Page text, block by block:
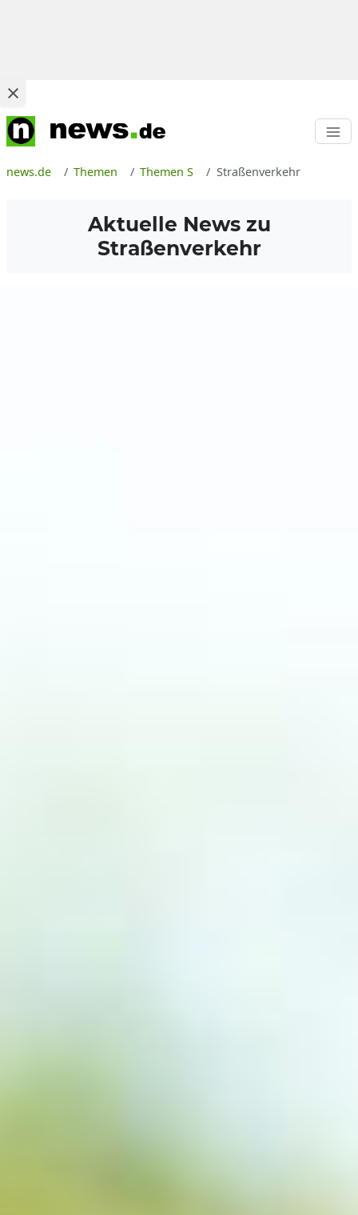
news.de Themen Themen S Straßenverkehr
Aktuelle News zu
Straßenverkehr